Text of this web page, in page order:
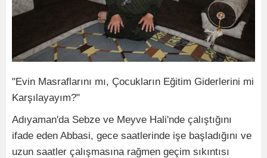
"Evin Masraflarını mı, Çocukların Eğitim Giderlerini mi
Karşılayayım?"
Adıyaman'da Sebze ve Meyve Hali'nde çalıştığını
ifade eden Abbasi, gece saatlerinde işe başladığını ve
uzun saatler çalışmasına rağmen geçim sıkıntısı